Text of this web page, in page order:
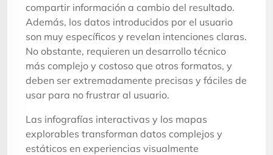
compartir información a cambio del resultado.
Además, los datos introducidos por el usuario
son muy específicos y revelan intenciones claras.
No obstante, requieren un desarrollo técnico
más complejo y costoso que otros formatos, y
deben ser extremadamente precisas y fáciles de
usar para no frustrar al usuario.
Las infografías interactivas y los mapas
explorables transforman datos complejos y
estáticos en experiencias visualmente